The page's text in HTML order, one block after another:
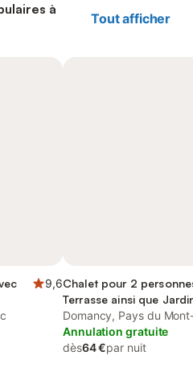
à
Tout afficher
9,6Chalet pour 2
Terrasse ainsi que
Domancy, Pays du
Annulation gratuite
dès64 €par nuit